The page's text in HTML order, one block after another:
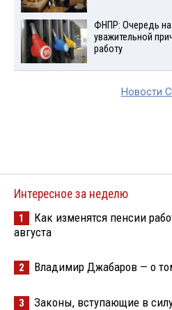
ФНПР: Очередь на
уважительной
работу
Новости
Интересное за неделю
1
Как изменятся пенсии
августа
2 Владимир Джабаров — о
3 Законы, вступающие в